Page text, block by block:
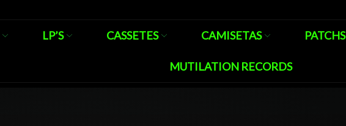
LP’S CASSETES CAMISETAS PATCHS
MUTILATION RECORDS